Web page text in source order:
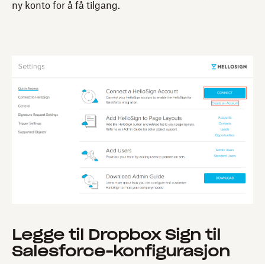
ny konto for å få tilgang.
Legge til Dropbox Sign til
Salesforce-konfigurasjon